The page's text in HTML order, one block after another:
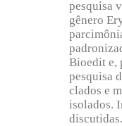
pesquisa
gênero
Bioedit e,
pesquisa
clados e
isolados.
discutidas.